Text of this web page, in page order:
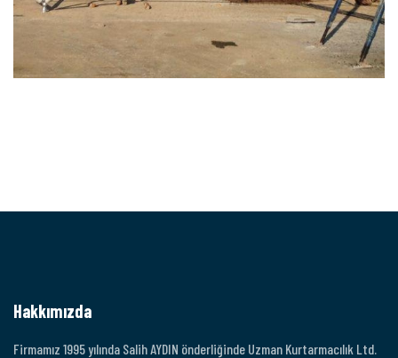
Hakkımızda
Firmamız 1995 yılında Salih AYDIN önderliğinde Uzman Kurtarmacılık Ltd.